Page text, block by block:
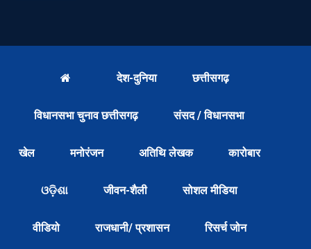
देश-दुनिया छत्तीसगढ़
विधानसभा चुनाव छत्तीसगढ़ संसद / विधानसभा
खेल मनोरंजन अतिथि लेखक कारोबार
ଓଡ଼ିଶା जीवन-शैली सोशल मीडिया
वीडियो राजधानी/ प्रशासन रिसर्च जोन